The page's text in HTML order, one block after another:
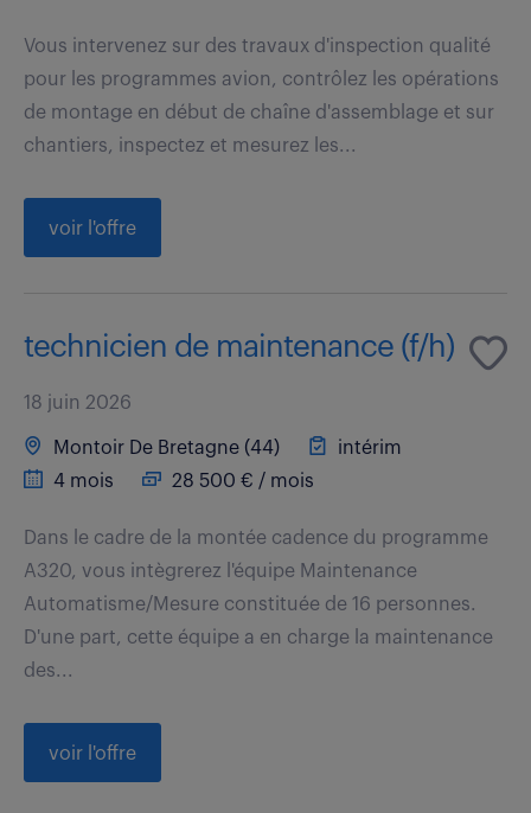
Vous intervenez sur des travaux d'inspection qualité
pour les programmes avion, contrôlez les opérations
de montage en début de chaîne d'assemblage et sur
chantiers, inspectez et mesurez les...
voir l'offre
technicien de maintenance (f/h)
18 juin 2026
Montoir De Bretagne (44)
intérim
4 mois
28 500 € / mois
Dans le cadre de la montée cadence du programme
A320, vous intègrerez l'équipe Maintenance
Automatisme/Mesure constituée de 16 personnes.
D'une part, cette équipe a en charge la maintenance
des...
voir l'offre